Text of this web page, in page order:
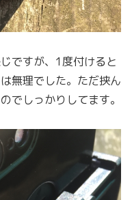
ですが、1度付けると
無理でした。ただ挟ん
でしっかりしてます。